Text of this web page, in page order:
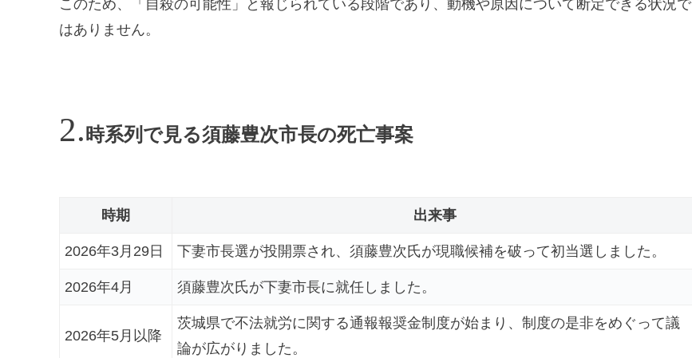
このため、「自殺の可能性」と報じられている段階であり、動機や原因について断定できる状況で
はありません。
時系列で見る須藤豊次市長の死亡事案
時期 出来事
2026年3月29日 下妻市長選が投開票され、須藤豊次氏が現職候補を破って初当選しました。
2026年4月 須藤豊次氏が下妻市長に就任しました。
2026年5月以降
茨城県で不法就労に関する通報報奨金制度が始まり、制度の是非をめぐって議
論が広がりました。